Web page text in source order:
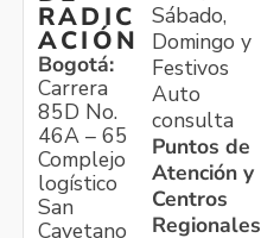
RADIC
ACIÓN
Bogotá:
Carrera
85D No.
46A – 65
Complejo
logístico
San
Cayetano
Sábado,
Domingo y
Festivos
Auto
consulta
Puntos de
Atención y
Centros
Regionales